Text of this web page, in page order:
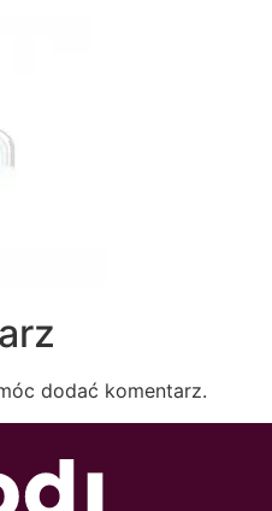
dodać komentarz.